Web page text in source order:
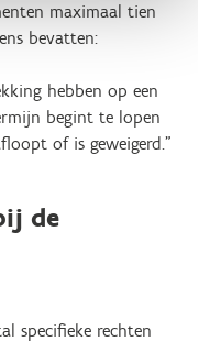
maximaal tien
bevatten:
hebben op een
begint te lopen
of is geweigerd.”
de
specifieke rechten